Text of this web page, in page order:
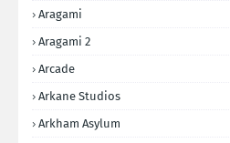
Aragami
Aragami 2
Arcade
Arkane Studios
Arkham Asylum